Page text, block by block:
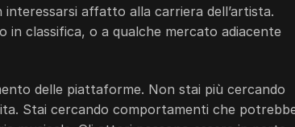
affatto alla carriera dell’artista.
classifica, o a qualche mercato adiacente
delle piattaforme. Non stai più cercando
Stai cercando comportamenti che